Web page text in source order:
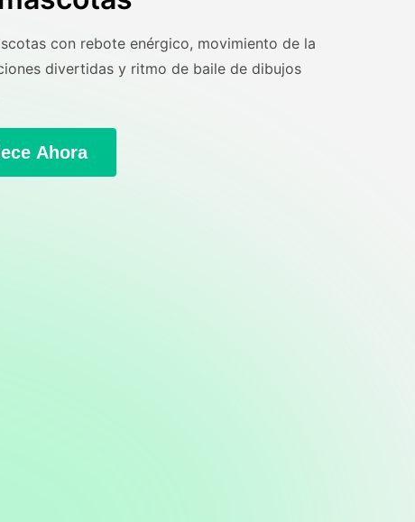
con rebote enérgico, movimiento de la
divertidas y ritmo de baile de dibujos
Ahora